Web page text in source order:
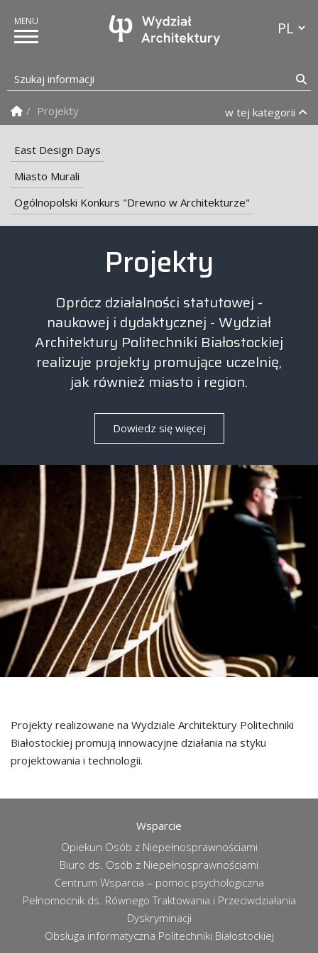
Szukaj informacji
Strona Główna
Projekty w tej kategorii
East Design Days
Miasto Murali
Ogólnopolski Konkurs "Drewno w Architekturze"
Wydział Architektury PB
Projekty
Oprócz działalności statutowej -
naukowej i dydaktycznej - Wydział
Architektury Politechniki Białostockiej
realizuje projekty promujące uczelnię,
jak również miasto i region.
Dowiedz się więcej
Projekty realizowane na Wydziale Architektury Politechniki
Białostockiej promują innowacyjne działania na styku
projektowania i technologii.
Wsparcie
Opiekun Osób z Niepełnosprawnościami
Biuro ds. Osób z Niepełnosprawnościami
Centrum Wsparcia – pomoc psychologiczna
Pełnomocnik ds. Równego Traktowania i Przeciwdziałania
Dyskryminacji
Obsługa informatyczna Politechniki Białostockiej